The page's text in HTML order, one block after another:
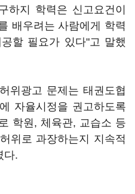
하지 학력은 신고요건이
배우려는 사람에게 학력
할 필요가 있다"고 말했
위광고 문제는 태권도협
자율시정을 권고하도록
학원, 체육관, 교습소 등
위로 과장하는지 지속적
다.